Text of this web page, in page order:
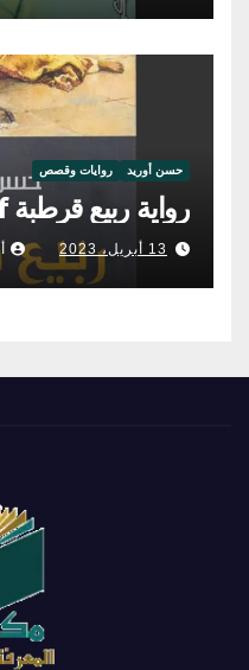
حسن أوريد روايات وقصص
رواية ربيع قرطبة pdf
13 أبريل، 2023